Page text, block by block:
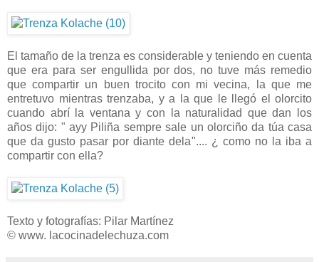
El tamaño de la trenza es considerable y teniendo en cuenta
que era para ser engullida por dos, no tuve más remedio
que compartir un buen trocito con mi vecina, la que me
entretuvo mientras trenzaba, y a la que le llegó el olorcito
cuando abrí la ventana y con la naturalidad que dan los
años dijo: " ayy Piliña sempre sale un olorciño da túa casa
que da gusto pasar por diante dela".... ¿ como no la iba a
compartir con ella?
Texto y fotografías: Pilar Martínez
© www. lacocinadelechuza.com